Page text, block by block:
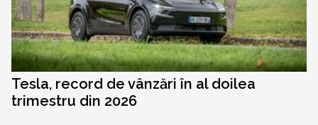
Tesla, record de vânzări în al doilea
trimestru din 2026